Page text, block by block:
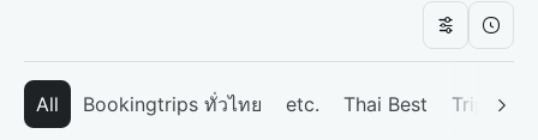
All Bookingtrips ทั่วไทย etc. Thai Best Tripp